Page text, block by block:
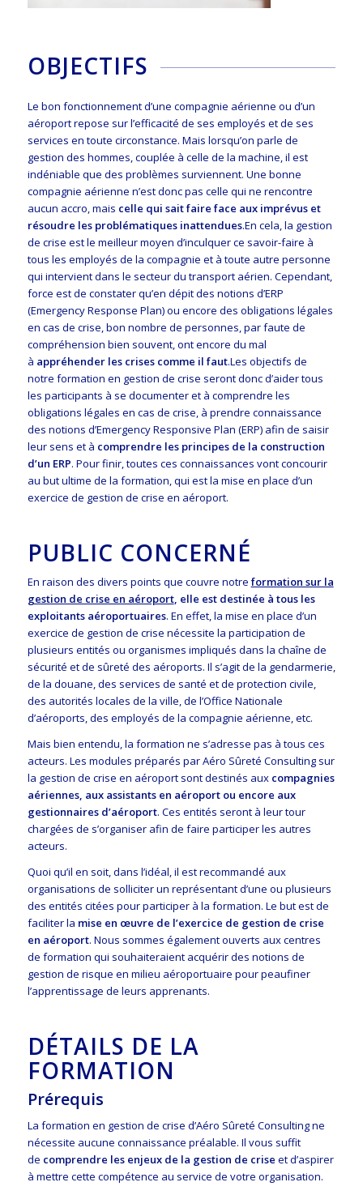
OBJECTIFS
Le bon fonctionnement d’une compagnie aérienne ou d’un
aéroport repose sur l’efficacité de ses employés et de ses
services en toute circonstance. Mais lorsqu’on parle de
gestion des hommes, couplée à celle de la machine, il est
indéniable que des problèmes surviennent. Une bonne
compagnie aérienne n’est donc pas celle qui ne rencontre
aucun accro, mais celle qui sait faire face aux imprévus et
résoudre les problématiques inattendues.En cela, la gestion
de crise est le meilleur moyen d’inculquer ce savoir-faire à
tous les employés de la compagnie et à toute autre personne
qui intervient dans le secteur du transport aérien. Cependant,
force est de constater qu’en dépit des notions d’ERP
(Emergency Response Plan) ou encore des obligations légales
en cas de crise, bon nombre de personnes, par faute de
compréhension bien souvent, ont encore du mal
à appréhender les crises comme il faut.Les objectifs de
notre formation en gestion de crise seront donc d’aider tous
les participants à se documenter et à comprendre les
obligations légales en cas de crise, à prendre connaissance
des notions d’Emergency Responsive Plan (ERP) afin de saisir
leur sens et à comprendre les principes de la construction
d’un ERP. Pour finir, toutes ces connaissances vont concourir
au but ultime de la formation, qui est la mise en place d’un
exercice de gestion de crise en aéroport.
PUBLIC CONCERNÉ
En raison des divers points que couvre notre formation sur la
gestion de crise en aéroport, elle est destinée à tous les
exploitants aéroportuaires. En effet, la mise en place d’un
exercice de gestion de crise nécessite la participation de
plusieurs entités ou organismes impliqués dans la chaîne de
sécurité et de sûreté des aéroports. Il s’agit de la gendarmerie,
de la douane, des services de santé et de protection civile,
des autorités locales de la ville, de l’Office Nationale
d’aéroports, des employés de la compagnie aérienne, etc.
Mais bien entendu, la formation ne s’adresse pas à tous ces
acteurs. Les modules préparés par Aéro Sûreté Consulting sur
la gestion de crise en aéroport sont destinés aux compagnies
aériennes, aux assistants en aéroport ou encore aux
gestionnaires d’aéroport. Ces entités seront à leur tour
chargées de s’organiser afin de faire participer les autres
acteurs.
Quoi qu’il en soit, dans l’idéal, il est recommandé aux
organisations de solliciter un représentant d’une ou plusieurs
des entités citées pour participer à la formation. Le but est de
faciliter la mise en œuvre de l’exercice de gestion de crise
en aéroport. Nous sommes également ouverts aux centres
de formation qui souhaiteraient acquérir des notions de
gestion de risque en milieu aéroportuaire pour peaufiner
l’apprentissage de leurs apprenants.
DÉTAILS DE LA
FORMATION
Prérequis
La formation en gestion de crise d’Aéro Sûreté Consulting ne
nécessite aucune connaissance préalable. Il vous suffit
de comprendre les enjeux de la gestion de crise et d’aspirer
à mettre cette compétence au service de votre organisation.